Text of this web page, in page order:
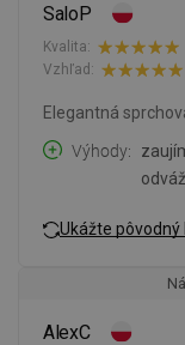
SaloP
Kvalita:
Vzhľad:
Elegantná
Výhody
Ukážte
AlexC